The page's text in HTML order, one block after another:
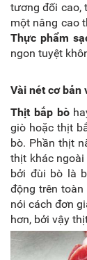
tương đối cao,
một nâng cao
Thực phẩm
ngon tuyệt
Vài nét cơ bản
Thịt bắp bò
giò hoặc thịt
bò. Phần thịt
thịt khác ngoài
bởi đùi bò là
động trên
nói cách đơn
hơn, bởi vậy